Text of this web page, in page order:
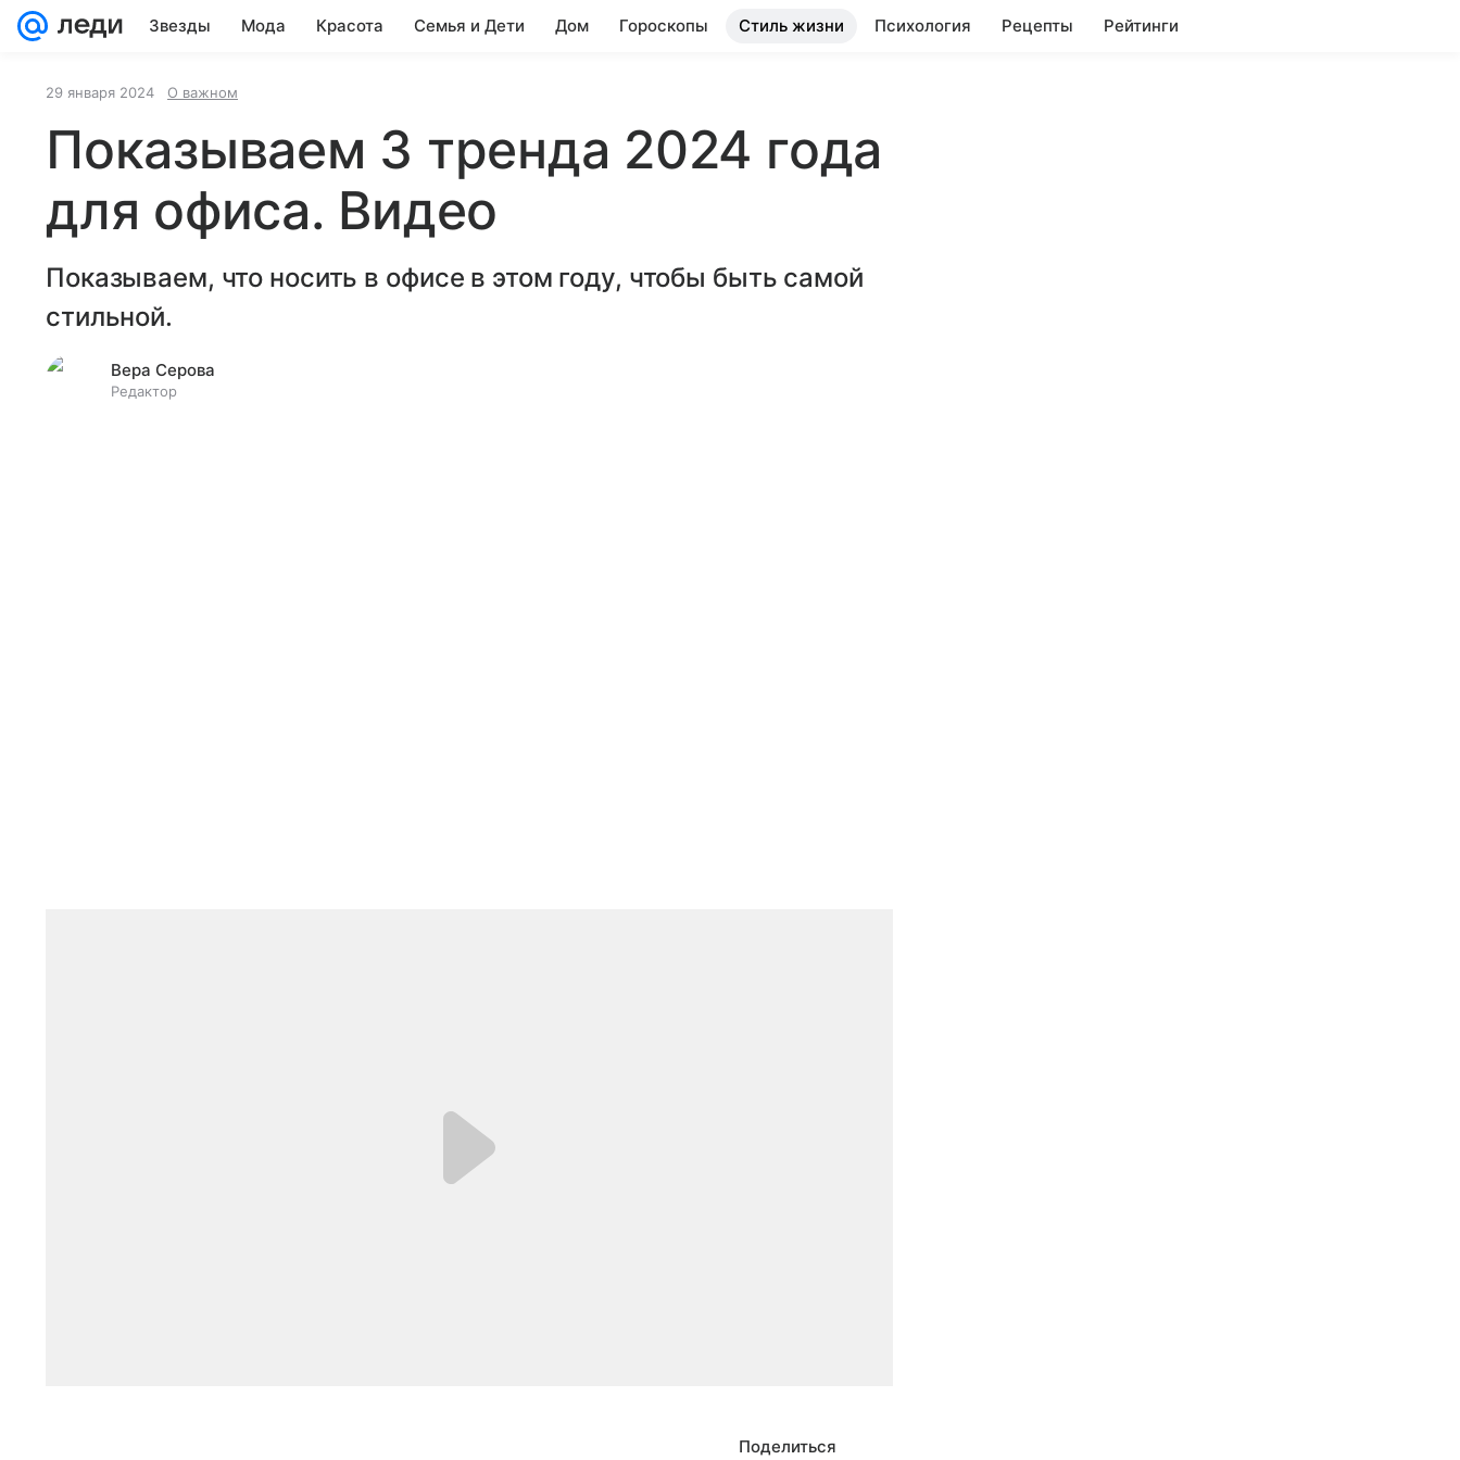
Звезды Мода Красота Семья и Дети Дом Гороскопы Стиль жизни Психология Рецепты Рейтинги
29 января 2024 О важном
Показываем 3 тренда 2024 года
для офиса. Видео
Показываем, что носить в офисе в этом году, чтобы быть самой
стильной.
Вера Серова
Редактор
Поделиться